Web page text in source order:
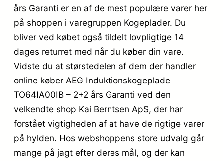
års Garanti er en af de mest populære varer her
på shoppen i varegruppen Kogeplader. Du
bliver ved købet også tildelt lovpligtige 14
dages returret med når du køber din vare.
Vidste du at størstedelen af dem der handler
online køber AEG Induktionskogeplade
TO64IA00IB – 2+2 års Garanti ved den
velkendte shop Kai Berntsen ApS, der har
forstået vigtigheden af at have de rigtige varer
på hylden. Hos webshoppens store udvalg går
mange på jagt efter deres mål, og der kan